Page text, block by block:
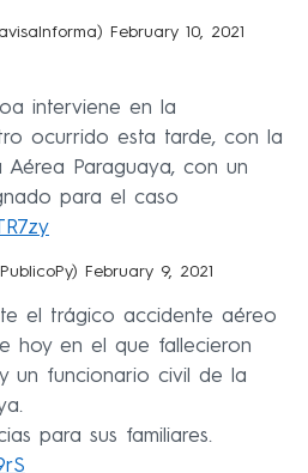
February 10, 2021
interviene en la
ocurrido esta tarde, con la
Paraguaya, con un
para el caso
February 9, 2021
el trágico accidente aéreo
hoy en el que fallecieron
un funcionario civil de la
para sus familiares.